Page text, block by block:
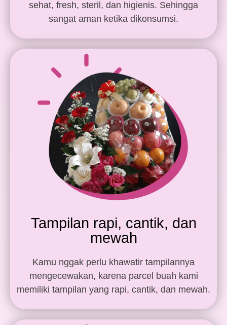
sehat, fresh, steril, dan higienis. Sehingga
sangat aman ketika dikonsumsi.
Tampilan rapi, cantik, dan
mewah
Kamu nggak perlu khawatir tampilannya
mengecewakan, karena parcel buah kami
memiliki tampilan yang rapi, cantik, dan mewah.